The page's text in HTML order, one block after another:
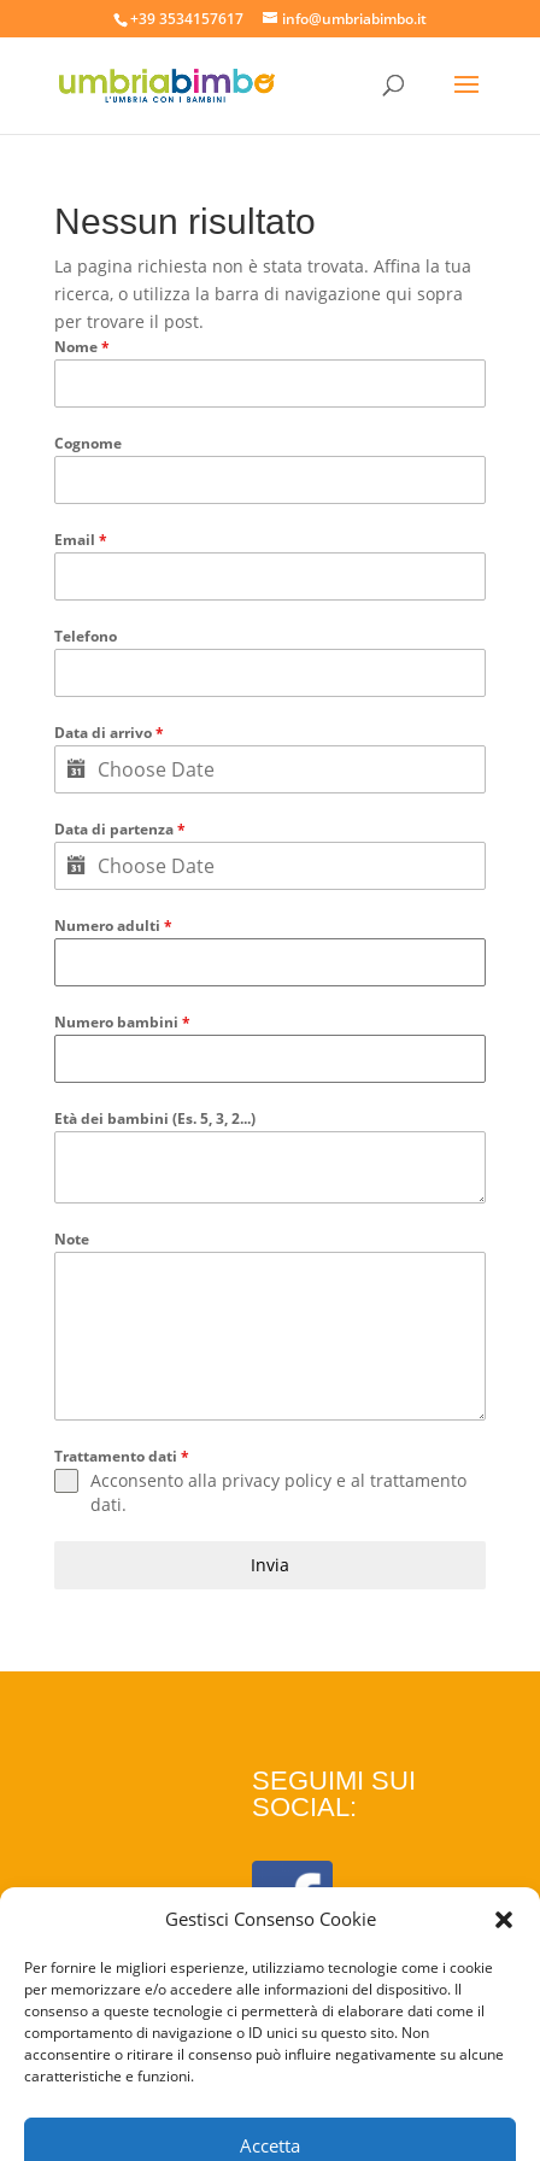
Gestisci Consenso Cookie
Per fornire le migliori esperienze, utilizziamo tecnologie come i cookie
per memorizzare e/o accedere alle informazioni del dispositivo. Il
consenso a queste tecnologie ci permetterà di elaborare dati come il
comportamento di navigazione o ID unici su questo sito. Non
acconsentire o ritirare il consenso può influire negativamente su alcune
caratteristiche e funzioni.
Accetta
+39 3534157617 info@umbriabimbo.it
Nessun risultato
La pagina richiesta non è stata trovata. Affina la tua
ricerca, o utilizza la barra di navigazione qui sopra
per trovare il post.
Nome*
Cognome
Email *
Telefono
Data di arrivo*
Data di partenza*
Numero adulti *
Numero bambini *
Età dei bambini (Es. 5, 3, 2...)
Note
Trattamento dati *
Acconsento alla privacy policye al trattamento
dati.
Invia
SEGUIMI SUI
SOCIAL:
COOKIE
POLICY